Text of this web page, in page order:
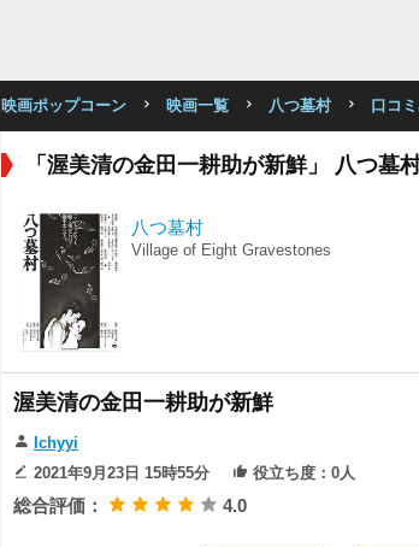
映画ポップコーン 映画一覧 八つ墓村 口コ
「渥美清の金田一耕助が新鮮」 八つ墓
八つ墓村
Village of Eight Gravestones
渥美清の金田一耕助が新鮮
Ichyyi
2021年9月23日 15時55分
役立ち度：0人
総合評価： 4.0